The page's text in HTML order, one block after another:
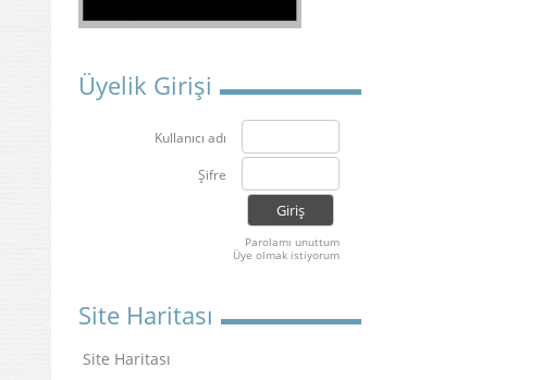
Üyelik Girişi
Kullanıcı adı
Şifre
Parolamı unuttum
Üye olmak istiyorum
Site Haritası
Site Haritası